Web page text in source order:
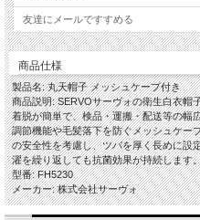
友達にメールですすめる
商品仕様
製品名: 丸天帽子 メッシュケープ付き
商品説明: SERVOサーヴォの衛生白衣帽
着脱が簡単で、検品・運搬・配送等の幅
調節機能や毛髪落下を防ぐメッシュケー
の安全性を考慮し、ツバを厚く長めに設
濯を繰り返しても抗菌効果が持続します
型番: FH5230
メーカー: 株式会社サーヴォ